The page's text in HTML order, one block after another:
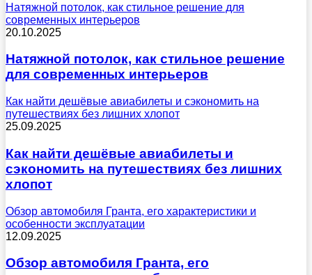
Натяжной потолок, как стильное решение для
современных интерьеров
20.10.2025
Натяжной потолок, как стильное решение
для современных интерьеров
Как найти дешёвые авиабилеты и сэкономить на
путешествиях без лишних хлопот
25.09.2025
Как найти дешёвые авиабилеты и
сэкономить на путешествиях без лишних
хлопот
Обзор автомобиля Гранта, его характеристики и
особенности эксплуатации
12.09.2025
Обзор автомобиля Гранта, его